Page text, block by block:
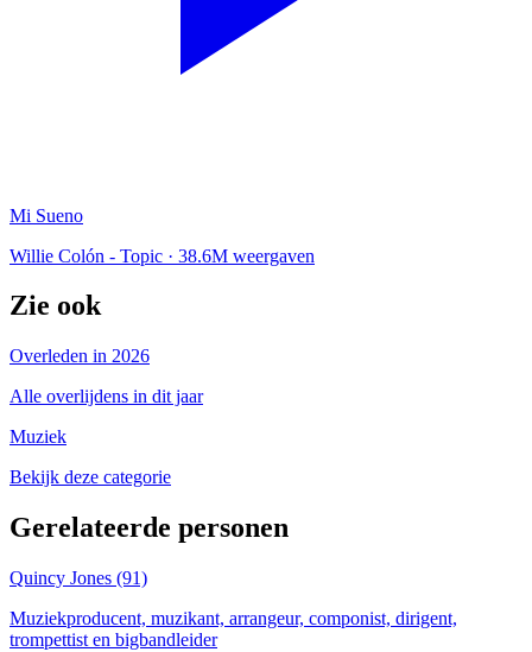
Mi Sueno
Willie Colón - Topic · 38.6M weergaven
Zie ook
Overleden in 2026
Alle overlijdens in dit jaar
Muziek
Bekijk deze categorie
Gerelateerde personen
Quincy Jones (91)
Muziekproducent, muzikant, arrangeur, componist, dirigent,
trompettist en bigbandleider